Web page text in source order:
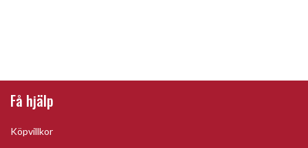
Få hjälp
Köpvillkor